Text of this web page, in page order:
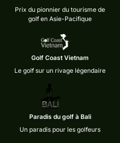
Prix du pionnier du tourisme de
golf en Asie-Pacifique
Golf Coast Vietnam
Le golf sur un rivage légendaire
Paradis du golf à Bali
Un paradis pour les golfeurs